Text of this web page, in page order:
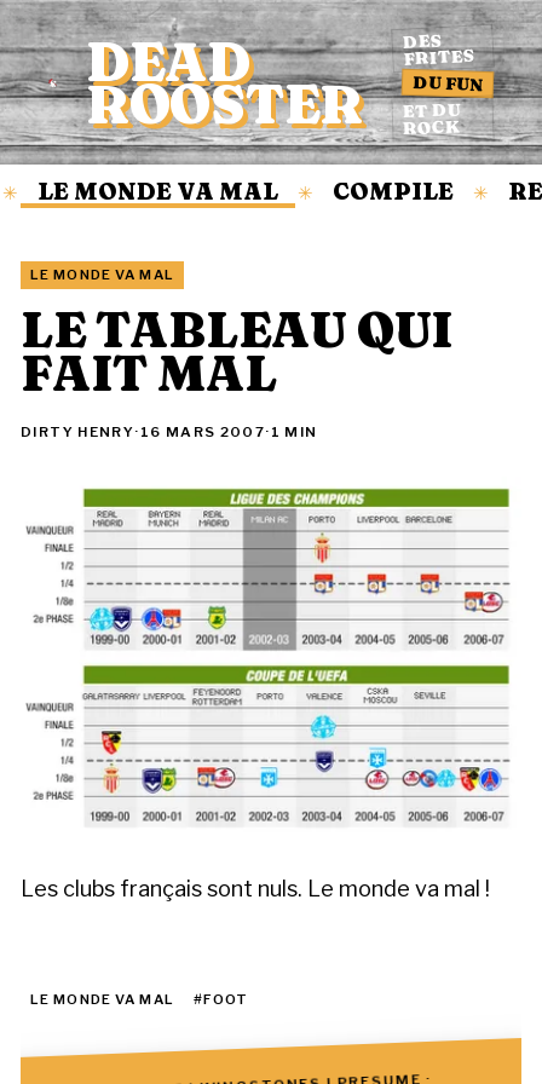
Accueil
DEAD
ROOSTER
DES
FRITES
DU FUN
ET DU
ROCK
LE MONDE VA MAL ✳ COMPILE ✳
LE MONDE VA MAL
LE TABLEAU QUI
FAIT MAL
DIRTY HENRY· 16 MARS 2007· 1 MIN
Les clubs français sont nuls. Le monde va mal !
LE MONDE VA MAL #FOOT